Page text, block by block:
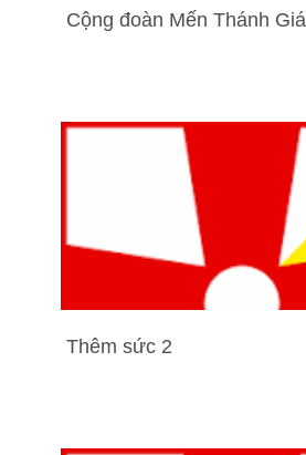
Cộng đoàn Mến Thánh Giá
Thêm sức 2